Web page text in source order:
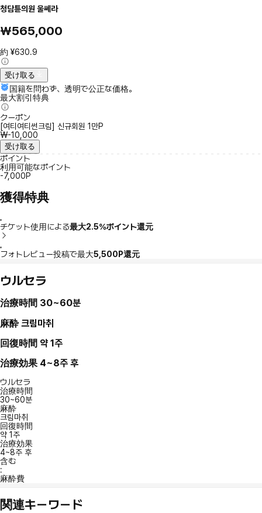
청담튠의원 울쎄라
₩565,000
約 ¥630.9
受け取る
国籍を問わず、透明で公正な価格。
最大割引特典
クーポン
[여티여티썬크림] 신규회원 1만P
₩-10,000
受け取る
ポイント
利用可能なポイント
-7,000P
獲得特典
チケット使用による最大2.5％ポイント還元
フォトレビュー投稿で最大5,500P還元
ウルセラ
治療時間 30~60분
麻酔 크림마취
回復時間 약 1주
治療効果 4~8주 후
ウルセラ
治療時間
30~60분
麻酔
크림마취
回復時間
약 1주
治療効果
4~8주 후
含む
:
麻酔費
関連キーワード